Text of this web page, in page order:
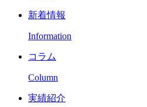
新着情報
Information
コラム
Column
実績紹介